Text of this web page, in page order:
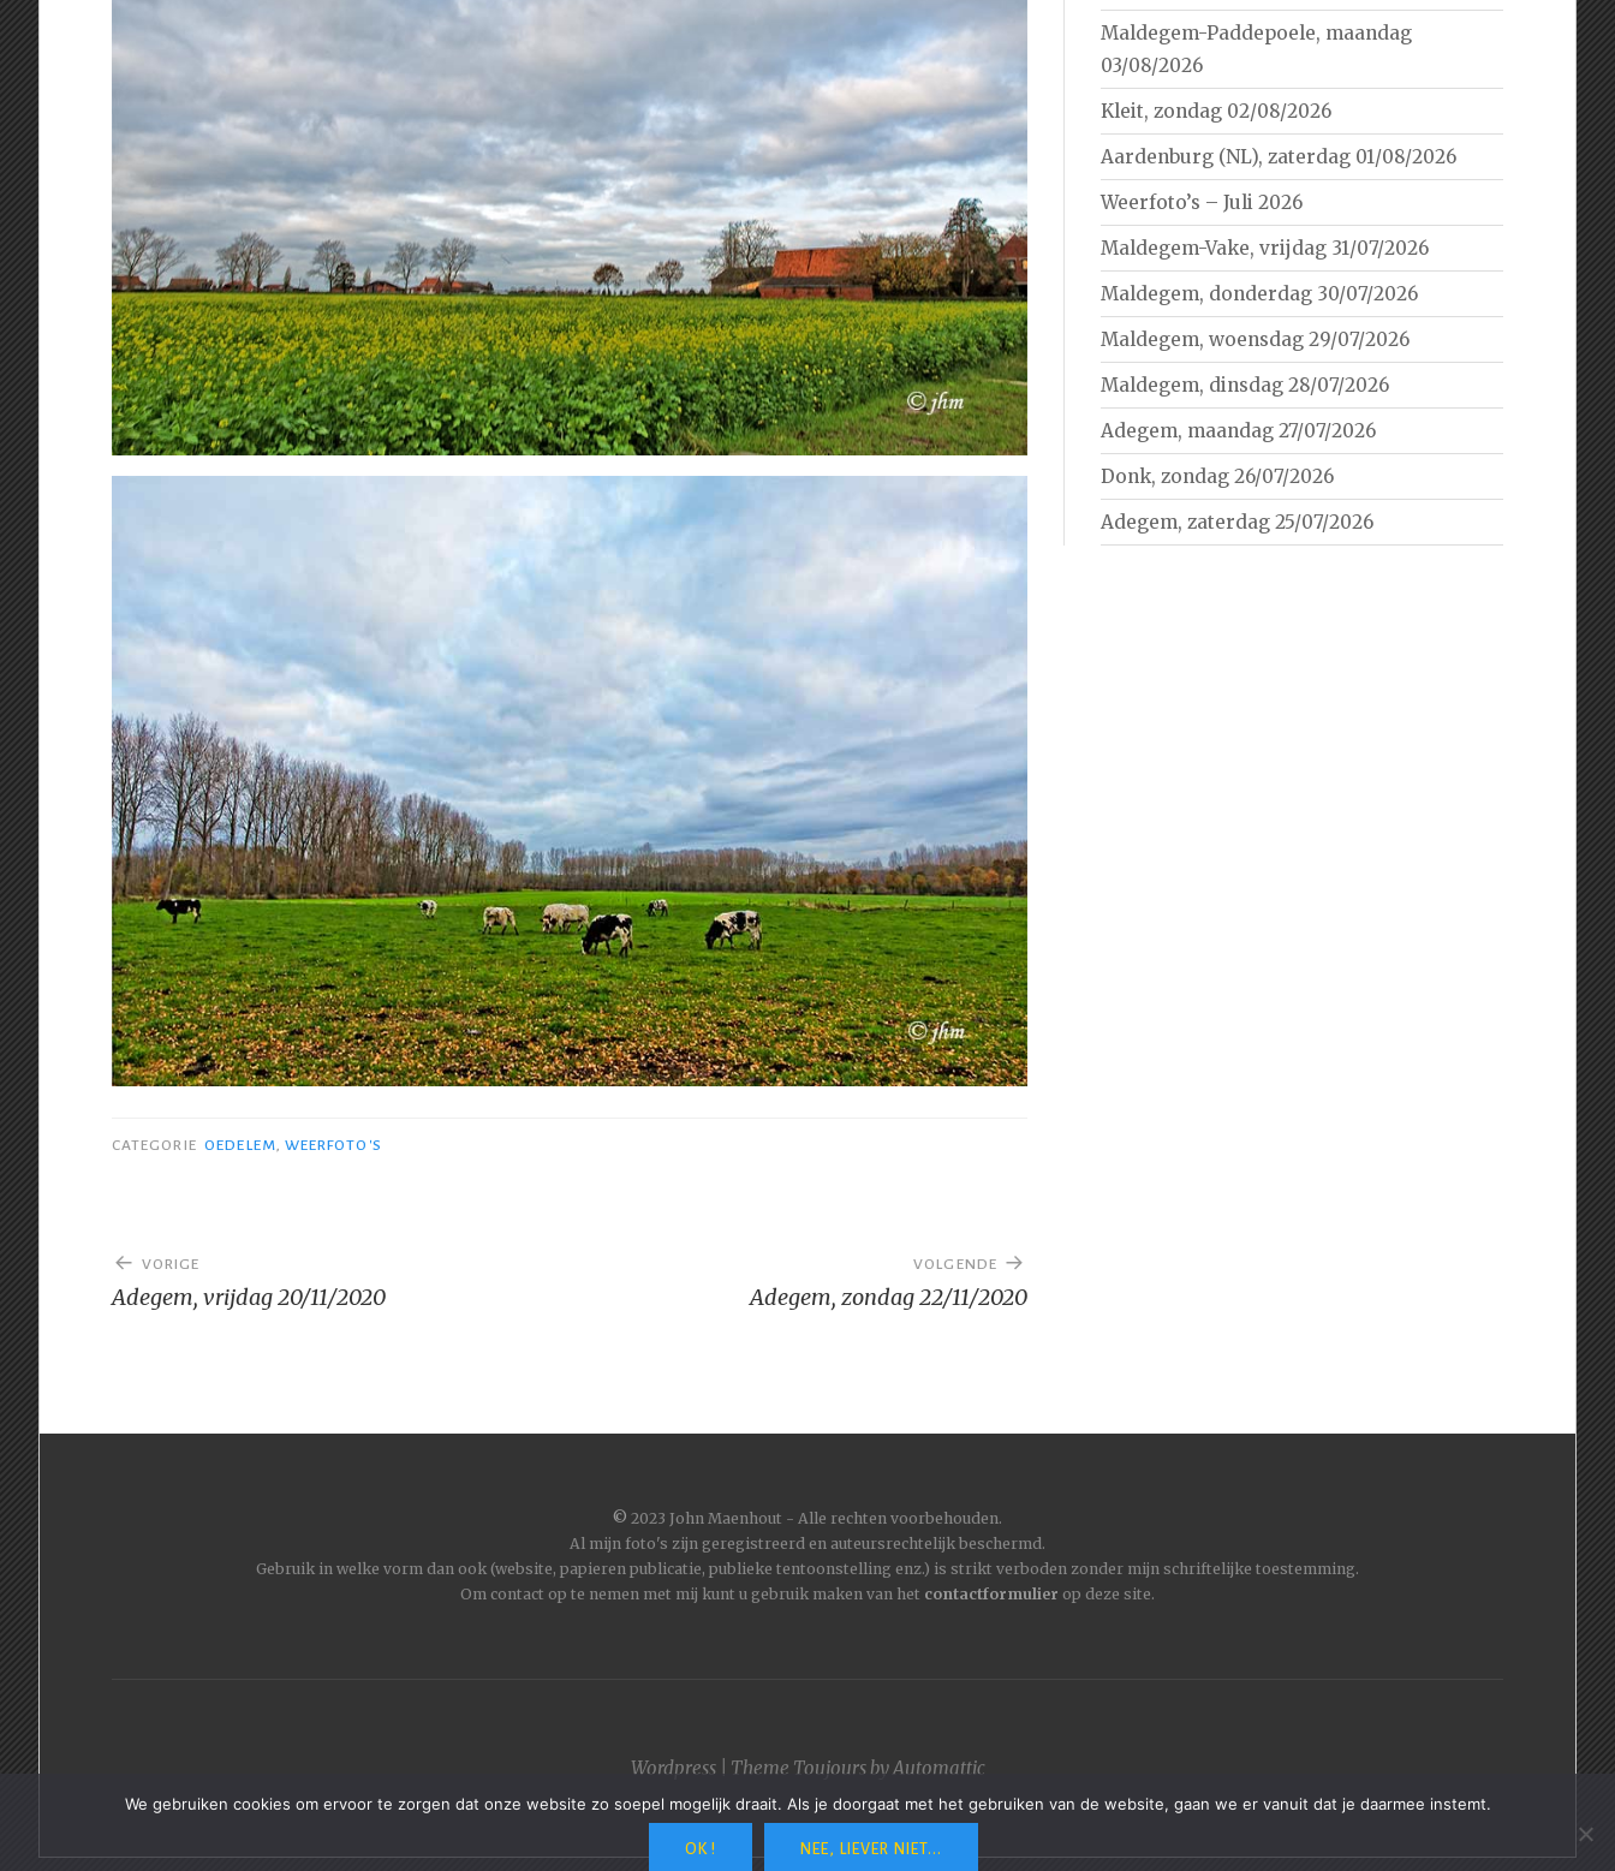
CATEGORIE OEDELEM, WEERFOTO'S
Bericht
navigatie
VORIGE
Adegem, vrijdag 20/11/2020
VOLGENDE
Adegem, zondag 22/11/2020
Maldegem-Paddepoele, maandag
03/08/2026
Kleit, zondag 02/08/2026
Aardenburg (NL), zaterdag 01/08/2026
Weerfoto’s – Juli 2026
Maldegem-Vake, vrijdag 31/07/2026
Maldegem, donderdag 30/07/2026
Maldegem, woensdag 29/07/2026
Maldegem, dinsdag 28/07/2026
Adegem, maandag 27/07/2026
Donk, zondag 26/07/2026
Adegem, zaterdag 25/07/2026
© 2023 John Maenhout - Alle rechten voorbehouden.
Al mijn foto's zijn geregistreerd en auteursrechtelijk beschermd.
Gebruik in welke vorm dan ook (website, papieren publicatie, publieke tentoonstelling enz.) is strikt verboden zonder mijn schriftelijke toestemming.
Om contact op te nemen met mij kunt u gebruik maken van het contactformulier op deze site.
Wordpress| Theme ToujoursbyAutomattic
We gebruiken cookies om ervoor te zorgen dat onze website zo soepel mogelijk draait. Als je doorgaat met het gebruiken van de website, gaan we er vanuit dat je daarmee instemt.
OK ! NEE, LIEVER NIET...